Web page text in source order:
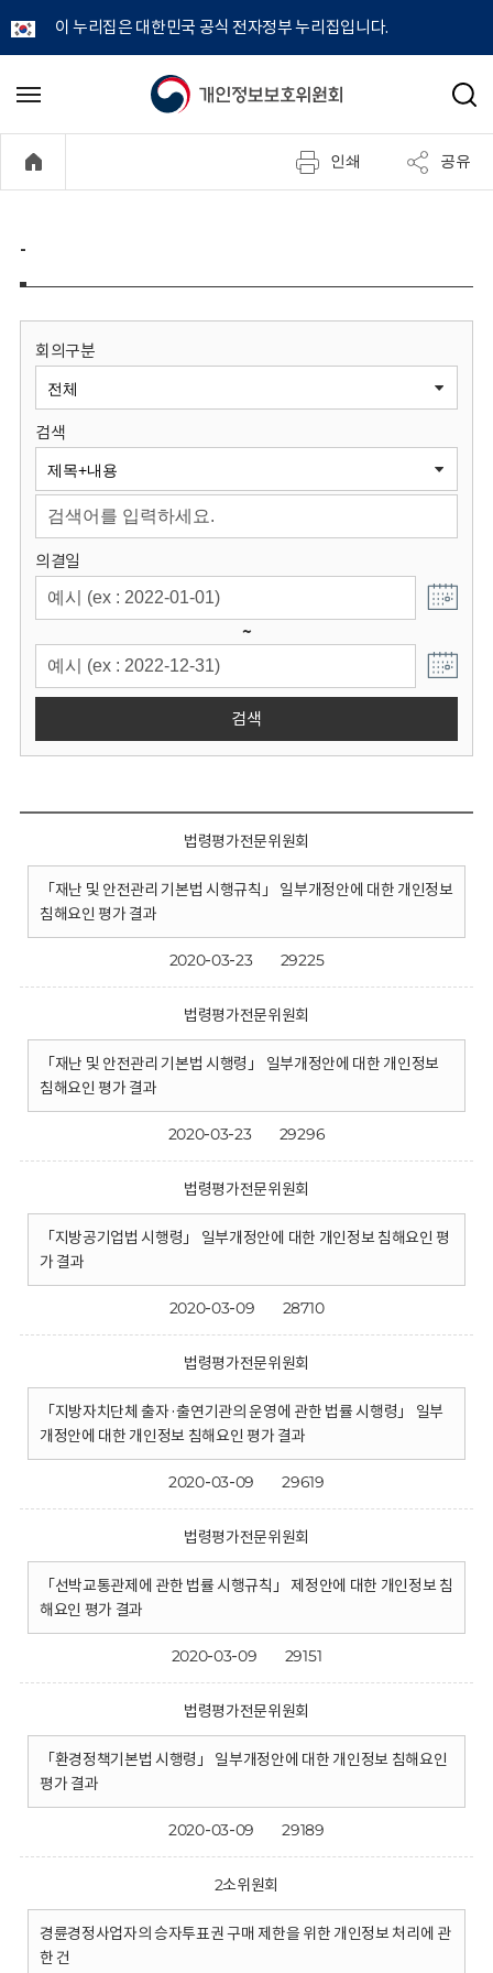
이 누리집은 대한민국 공식 전자정부 누리집입니다.
개
정
보
원
회
메
기
검
인쇄 공유
-
회의구분
검색
의결일
~
검색
법령평가전문위원회
「재난 및 안전관리 기본법 시행규칙」 일부개정안에 대한 개인정보
침해요인 평가 결과
2020-03-23 29225
법령평가전문위원회
「재난 및 안전관리 기본법 시행령」 일부개정안에 대한 개인정보
침해요인 평가 결과
2020-03-23 29296
법령평가전문위원회
「지방공기업법 시행령」 일부개정안에 대한 개인정보 침해요인 평
가 결과
2020-03-09 28710
법령평가전문위원회
「지방자치단체 출자·출연기관의 운영에 관한 법률 시행령」 일부
개정안에 대한 개인정보 침해요인 평가 결과
2020-03-09 29619
법령평가전문위원회
「선박교통관제에 관한 법률 시행규칙」 제정안에 대한 개인정보 침
해요인 평가 결과
2020-03-09 29151
법령평가전문위원회
「환경정책기본법 시행령」 일부개정안에 대한 개인정보 침해요인
평가 결과
2020-03-09 29189
2소위원회
경륜경정사업자의 승자투표권 구매 제한을 위한 개인정보 처리에 관
한 건